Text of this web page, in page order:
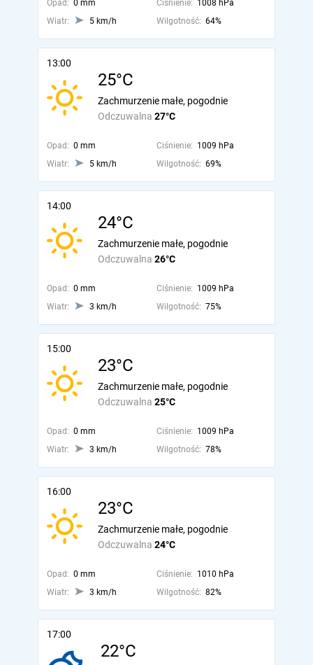
Opad: 0 mm Ciśnienie: 1008 hPa
Wiatr:
5 km/h Wilgotność: 64%
13:00
25°C
Odczuwalna 27°C
Zachmurzenie małe, pogodnie
Opad: 0 mm Ciśnienie: 1009 hPa
Wiatr:
5 km/h Wilgotność: 69%
14:00
24°C
Odczuwalna 26°C
Zachmurzenie małe, pogodnie
Opad: 0 mm Ciśnienie: 1009 hPa
Wiatr:
3 km/h Wilgotność: 75%
15:00
23°C
Odczuwalna 25°C
Zachmurzenie małe, pogodnie
Opad: 0 mm Ciśnienie: 1009 hPa
Wiatr:
3 km/h Wilgotność: 78%
16:00
23°C
Odczuwalna 24°C
Zachmurzenie małe, pogodnie
Opad: 0 mm Ciśnienie: 1010 hPa
Wiatr:
3 km/h Wilgotność: 82%
17:00
22°C